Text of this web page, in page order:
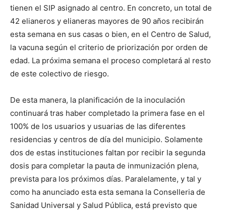
tienen el SIP asignado al centro. En concreto, un total de
42 elianeros y elianeras mayores de 90 años recibirán
esta semana en sus casas o bien, en el Centro de Salud,
la vacuna según el criterio de priorización por orden de
edad. La próxima semana el proceso completará al resto
de este colectivo de riesgo.
De esta manera, la planificación de la inoculación
continuará tras haber completado la primera fase en el
100% de los usuarios y usuarias de las diferentes
residencias y centros de día del municipio. Solamente
dos de estas instituciones faltan por recibir la segunda
dosis para completar la pauta de inmunización plena,
prevista para los próximos días. Paralelamente, y tal y
como ha anunciado esta esta semana la Conselleria de
Sanidad Universal y Salud Pública, está previsto que